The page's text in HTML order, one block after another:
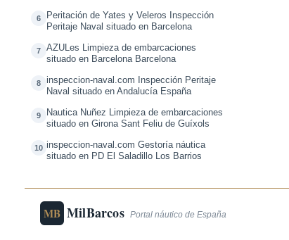
6
Peritación de Yates y Veleros Inspección
Peritaje Naval situado en Barcelona
7
AZULes Limpieza de embarcaciones
situado en Barcelona Barcelona
8
inspeccion-naval.com Inspección Peritaje
Naval situado en Andalucía España
9
Nautica Nuñez Limpieza de embarcaciones
situado en Girona Sant Feliu de Guíxols
10 inspeccion-naval.com Gestoría náutica
situado en PD El Saladillo Los Barrios
MB MilBarcos Portal náutico de España